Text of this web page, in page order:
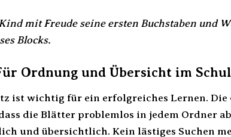
mit Freude seine ersten Buchstaben und
Blocks.
Ordnung und Übersicht im
ist wichtig für ein erfolgreiches Lernen. Die
die Blätter problemlos in jedem Ordner
und übersichtlich. Kein lästiges Suchen